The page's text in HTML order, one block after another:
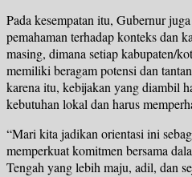
Pada kesempatan itu, Gubernur
pemahaman terhadap konteks dan
masing, dimana setiap kabupaten/
memiliki beragam potensi dan
karena itu, kebijakan yang diambil
kebutuhan lokal dan harus
“Mari kita jadikan orientasi ini
memperkuat komitmen bersama
Tengah yang lebih maju, adil, dan